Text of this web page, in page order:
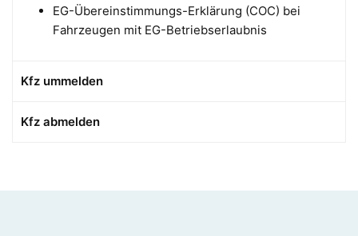
EG-Übereinstimmungs-Erklärung (COC) bei
Fahrzeugen mit EG-Betriebserlaubnis
Kfz ummelden
Kfz abmelden